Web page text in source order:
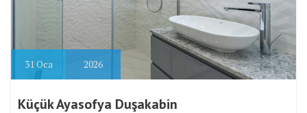
31Oca 2026
Küçük Ayasofya Duşakabin